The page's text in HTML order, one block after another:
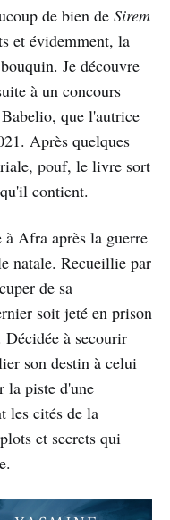
de bien de Sirem
et évidemment, la
Je découvre
à un concours
que l'autrice
Après quelques
pouf, le livre sort
contient.
Afra après la guerre
natale. Recueillie par
de sa
soit jeté en prison
Décidée à secourir
son destin à celui
la piste d'une
les cités de la
et secrets qui